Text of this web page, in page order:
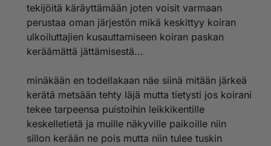
tekijöitä käräyttämään joten voisit varmaan
perustaa oman järjestön mikä keskittyy koiran
ulkoiluttajien kusauttamiseen koiran paskan
keräämättä jättämisestä...
minäkään en todellakaan näe siinä mitään järkeä
kerätä metsään tehty läjä mutta tietysti jos koirani
tekee tarpeensa puistoihin leikkikentille
keskelletietä ja muille näkyville paikoille niin
sillon kerään ne pois mutta niin tulee tuskin